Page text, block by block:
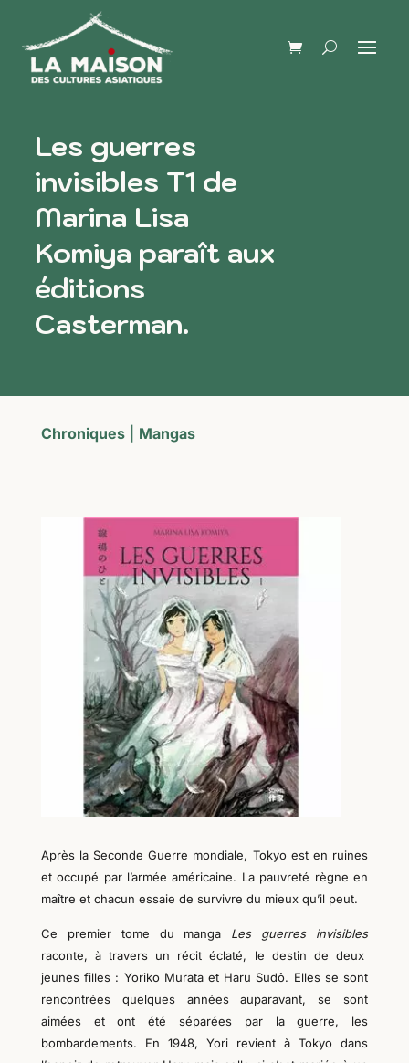
Les guerres
invisibles T1 de
Marina Lisa
Komiya paraît aux
éditions
Casterman.
Chroniques| Mangas
Après la Seconde Guerre mondiale, Tokyo est en ruines
et occupé par l’armée américaine. La pauvreté règne en
maître et chacun essaie de survivre du mieux qu’il peut.
Ce premier tome du manga Les guerres invisibles
raconte, à travers un récit éclaté, le destin de deux
jeunes filles : Yoriko Murata et Haru Sudô. Elles se sont
rencontrées quelques années auparavant, se sont
aimées et ont été séparées par la guerre, les
bombardements. En 1948, Yori revient à Tokyo dans